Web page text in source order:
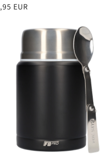
EUR